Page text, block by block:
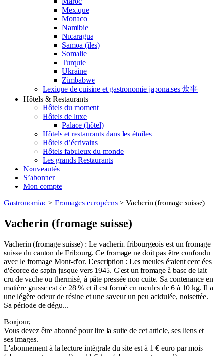
Mexique
Monaco
Namibie
Nicaragua
Samoa (îles)
Somalie
Turquie
Ukraine
Zimbabwe
Lexique de cuisine et gastronomie japonaises 炊事
Hôtels & Restaurants
Hôtels du moment
Hôtels de luxe
Palace (hôtel)
Hôtels et restaurants dans les étoiles
Hôtels d’écrivains
Hôtels fabuleux du monde
Les grands Restaurants
Nouveautés
S’abonner
Mon compte
Gastronomiac > Fromages européens > Vacherin (fromage suisse)
Vacherin (fromage suisse)
Vacherin (fromage suisse) : Le vacherin fribourgeois est un fromage
suisse du canton de Fribourg. Ce fromage ne doit pas être confondu
avec le fromage Mont-d'or. Description : Les meules étaient cerclées
d'écorce de sapin jusque vers 1945. C'est un fromage à base de lait
cru de vache ou thermisé, à pâte pressée non cuite. Sa contenance en
matière grasse est de 28 % et il est formé en meules de 6 à 10 kg. Il a
une légère odeur de résine et une saveur un peu acidulée, noisettée.
Sa période de dégu...
Bonjour,
Vous devez être abonné pour lire la suite de cet article, ses liens et
ses images.
L'abonnement à la lecture intégrale du site est à 1 € euro par mois